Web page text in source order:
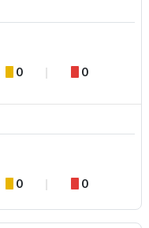
0 0
0 0